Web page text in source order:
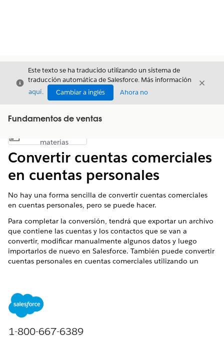
Cerrar
Este texto se ha traducido utilizando un sistema de
traducción automática de Salesforce. Más información
aquí. Cambiar a inglés Ahora no
Cerrar
Fundamentos de ventas
Mostrar índice de materias
materias
Convertir cuentas comerciales
en cuentas personales
No hay una forma sencilla de convertir cuentas comerciales
en cuentas personales, pero se puede hacer.
Para completar la conversión, tendrá que exportar un archivo
que contiene las cuentas y los contactos que se van a
convertir, modificar manualmente algunos datos y luego
importarlos de nuevo en Salesforce. También puede convertir
cuentas personales en cuentas comerciales utilizando un
SUGERENCIARecomendamos encarecidamente probar su
conversión en un entorno sandbox antes de importar
1-800-667-6389